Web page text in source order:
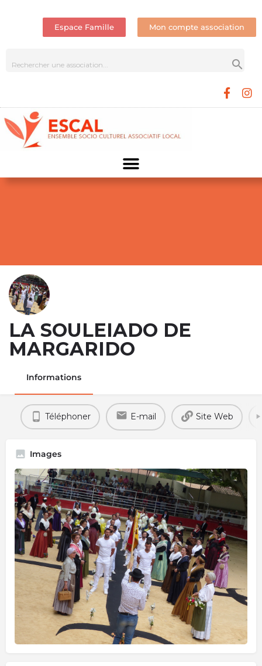
Espace Famille Mon compte association
LA SOULEIADO DE
MARGARIDO
Informations
Téléphoner E-mail Site Web
Images